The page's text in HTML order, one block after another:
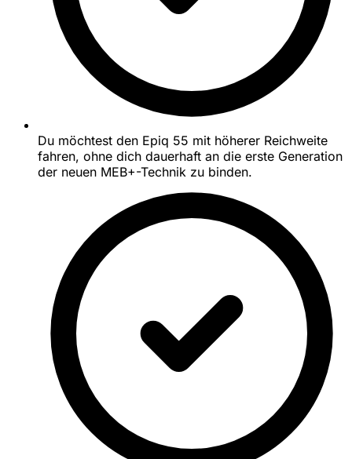
Du möchtest den Epiq 55 mit höherer Reichweite
fahren, ohne dich dauerhaft an die erste Generation
der neuen MEB+-Technik zu binden.